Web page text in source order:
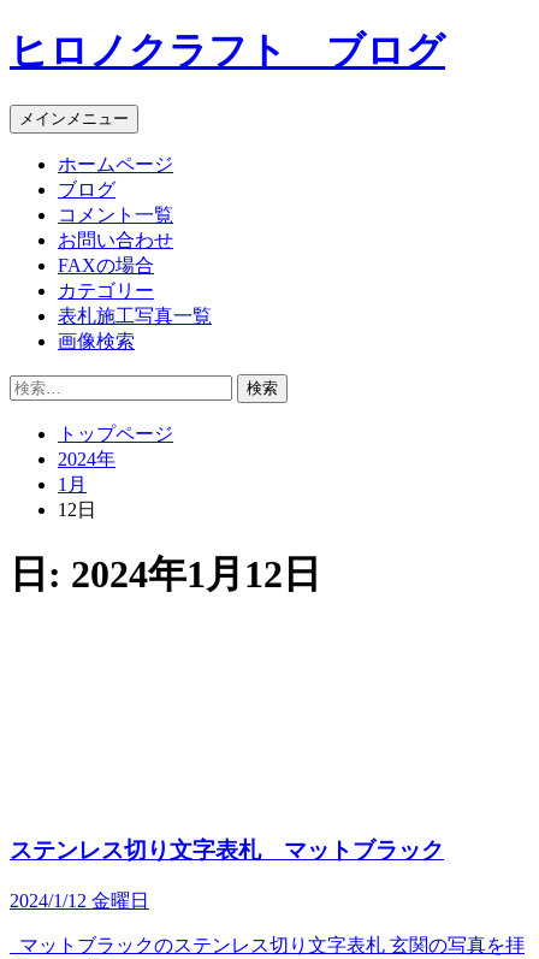
コ
ン
ン
ツ
ヒロノクラフト ブログ
メインメニュー
ホームページ
ブログ
コメント一覧
お問い合わせ
FAXの場合
カテゴリー
表札施工写真一覧
画像検索
検
トップページ
2024年
1月
12日
日: 2024年1月12日
ステンレス切り文字表札 マットブラック
2024/1/12 金曜日
マットブラックのステンレス切り文字表札 玄関の写真を拝